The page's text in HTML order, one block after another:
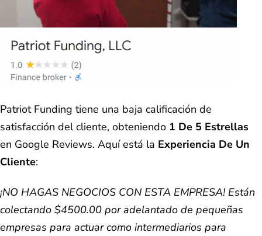
Patriot Funding tiene una baja calificación de
satisfacción del cliente, obteniendo 1 De 5 Estrellas
en Google Reviews. Aquí está la Experiencia De Un
Cliente:
¡NO HAGAS NEGOCIOS CON ESTA EMPRESA! Están
colectando $4500.00 por adelantado de pequeñas
empresas para actuar como intermediarios para